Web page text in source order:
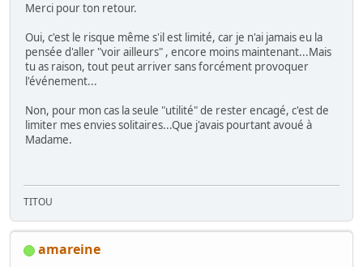
Merci pour ton retour.
Oui, c'est le risque même s'il est limité, car je n'ai jamais eu la
pensée d'aller "voir ailleurs" , encore moins maintenant...Mais
tu as raison, tout peut arriver sans forcément provoquer
l'événement...
Non, pour mon cas la seule "utilité" de rester encagé, c'est de
limiter mes envies solitaires...Que j'avais pourtant avoué à
Madame.
TITOU
amareine